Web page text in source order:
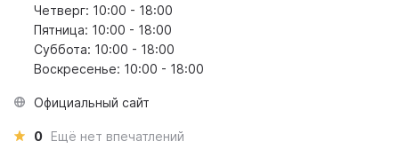
Четверг: 10:00 - 18:00
Пятница: 10:00 - 18:00
Суббота: 10:00 - 18:00
Воскресенье: 10:00 - 18:00
Официальный сайт
0 Ещё нет впечатлений